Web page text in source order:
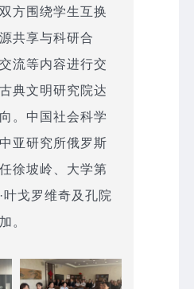
方围绕学生互换
共享与科研合
流等内容进行交
典文明研究院达
。中国社会科学
亚研究所俄罗斯
徐坡岭、大学第
叶戈罗维奇及孔院
。